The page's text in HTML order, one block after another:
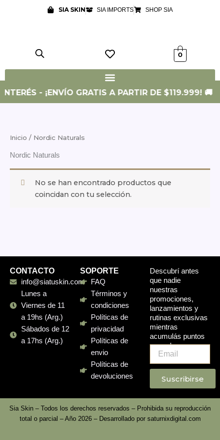
SIA SKIN SIA IMPORTS SHOP SIA
0
- ¡ENVÍO GRATIS A PARTIR DE $119.999! 🚚
Inicio / Nordic Naturals
Nordic Naturals
No se han encontrado productos que
coincidan con tu selección.
CONTACTO
info@siatuskin.com
Lunes a
Viernes de 11
a 19hs (Arg.)
Sábados de 12
a 17hs (Arg.)
SOPORTE
FAQ
Términos y
condiciones
Políticas de
privacidad
Políticas de
envio
Políticas de
devoluciones
Descubrí antes
que nadie
nuestras
promociones,
lanzamientos y
rutinas exclusivas
mientras
acumulás puntos
en cada compra.
Email
Suscribirse
Sia Skin – Todos los derechos reservados – Prohibida su reproducción
total o parcial – Año 2026 – Desarrollado por saturnixdigital.com